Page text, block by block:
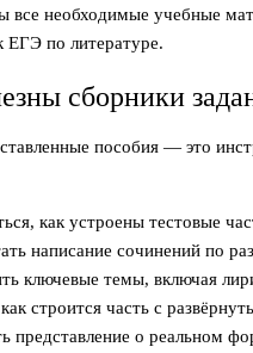
все необходимые учебные
ЕГЭ по литературе.
сборники
пособия — это
как устроены тестовые
написание сочинений по
ключевые темы, включая
строится часть с
представление о реальном